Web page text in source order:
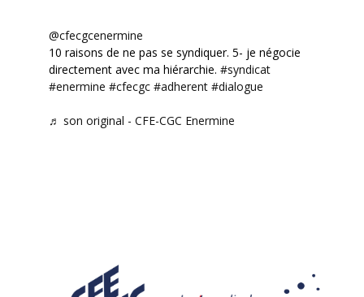
@cfecgcenermine
10 raisons de ne pas se syndiquer. 5- je négocie
directement avec ma hiérarchie. #syndicat
#enermine #cfecgc #adherent #dialogue
♬ son original - CFE-CGC Enermine